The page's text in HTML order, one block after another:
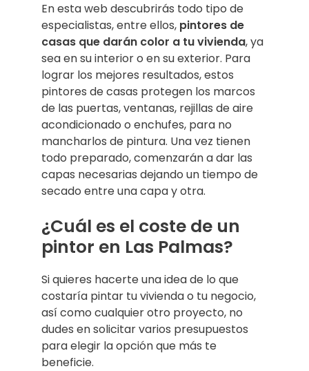
En esta web descubrirás todo tipo de
especialistas, entre ellos, pintores de
casas que darán color a tu vivienda, ya
sea en su interior o en su exterior. Para
lograr los mejores resultados, estos
pintores de casas protegen los marcos
de las puertas, ventanas, rejillas de aire
acondicionado o enchufes, para no
mancharlos de pintura. Una vez tienen
todo preparado, comenzarán a dar las
capas necesarias dejando un tiempo de
secado entre una capa y otra.
¿Cuál es el coste de un
pintor en Las Palmas?
Si quieres hacerte una idea de lo que
costaría pintar tu vivienda o tu negocio,
así como cualquier otro proyecto, no
dudes en solicitar varios presupuestos
para elegir la opción que más te
beneficie.